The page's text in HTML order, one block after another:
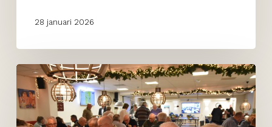
28 januari 2026
Nieuwjaarsreceptie